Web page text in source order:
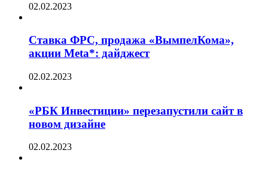
02.02.2023
Ставка ФРС, продажа «ВымпелКома»,
акции Meta*: дайджест
02.02.2023
«РБК Инвестиции» перезапустили сайт в
новом дизайне
02.02.2023